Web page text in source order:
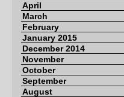
April
March
February
January 2015
December 2014
November
October
September
August